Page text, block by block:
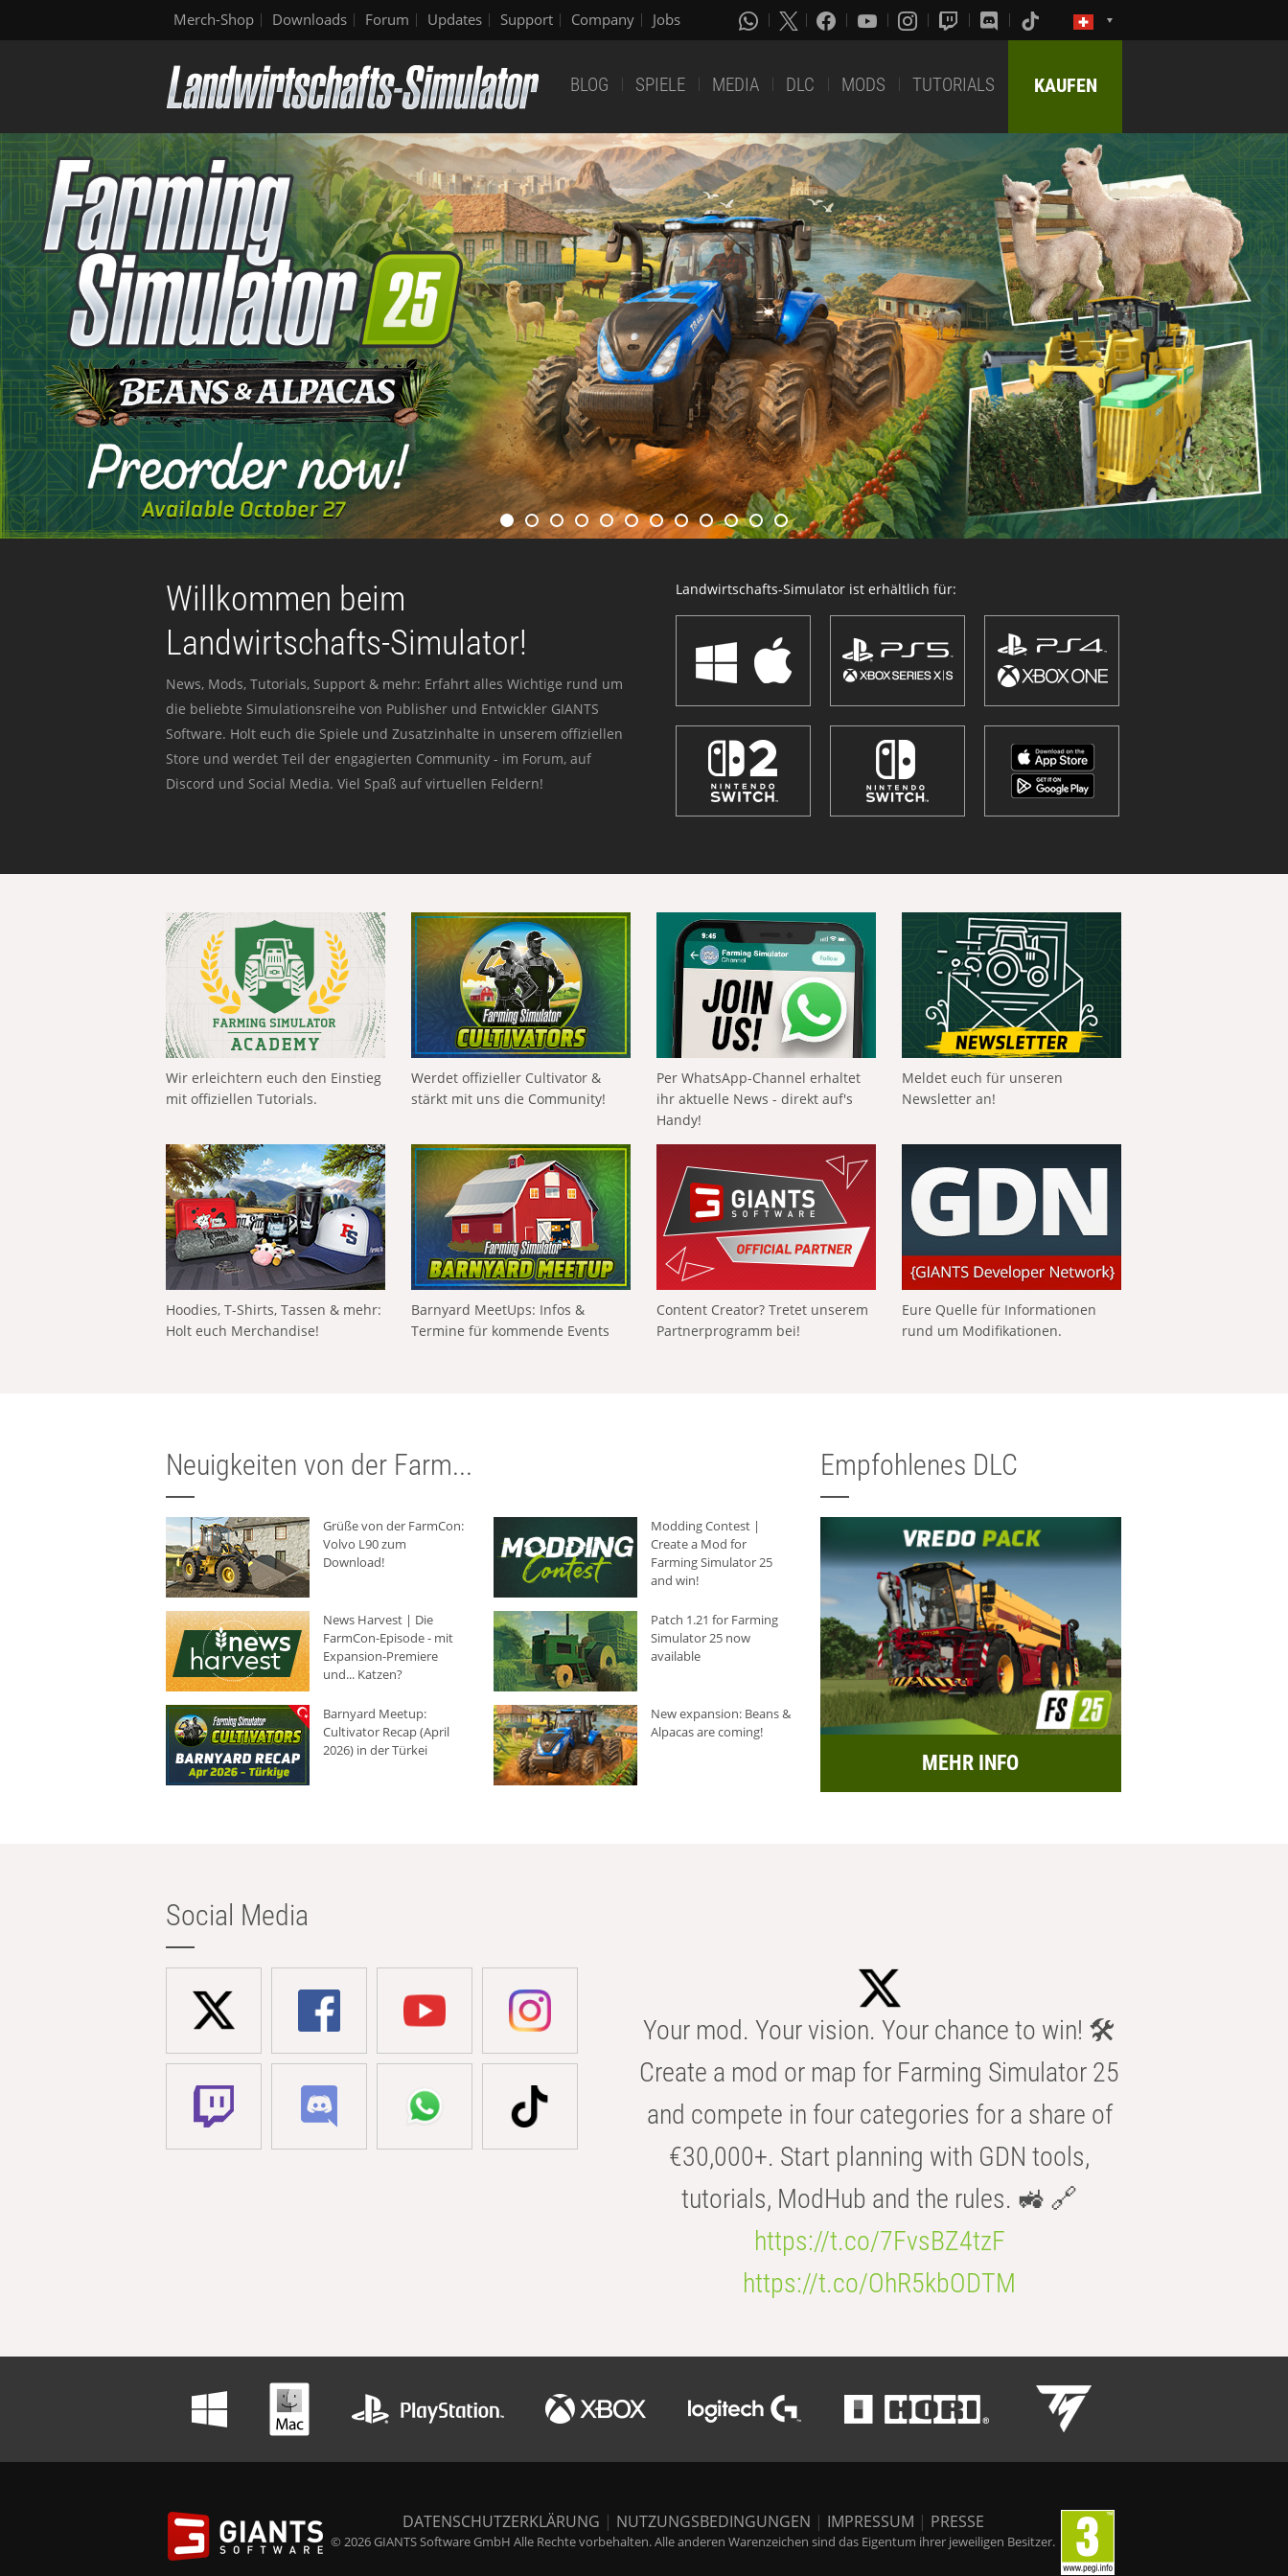
Merch-Shop Downloads Forum Updates Support Company Jobs
BLOG SPIELE MEDIA DLC MODS TUTORIALS KAUFEN
Willkommen beim
Landwirtschafts-Simulator!
News, Mods, Tutorials, Support & mehr: Erfahrt alles Wichtige rund um
die beliebte Simulationsreihe von Publisher und Entwickler GIANTS
Software. Holt euch die Spiele und Zusatzinhalte in unserem offiziellen
Store und werdet Teil der engagierten Community - im Forum, auf
Discord und Social Media. Viel Spaß auf virtuellen Feldern!
Landwirtschafts-Simulator ist erhältlich für:
Wir erleichtern euch den Einstieg
mit offiziellen Tutorials.
Werdet offizieller Cultivator &
stärkt mit uns die Community!
Per WhatsApp-Channel erhaltet
ihr aktuelle News - direkt auf's
Handy!
Meldet euch für unseren
Newsletter an!
Hoodies, T-Shirts, Tassen & mehr:
Holt euch Merchandise!
Barnyard MeetUps: Infos &
Termine für kommende Events
Content Creator? Tretet unserem
Partnerprogramm bei!
Eure Quelle für Informationen
rund um Modifikationen.
Neuigkeiten von der Farm...
Grüße von der FarmCon:
Volvo L90 zum
Download!
Modding Contest |
Create a Mod for
Farming Simulator 25
and win!
News Harvest | Die
FarmCon-Episode - mit
Expansion-Premiere
und... Katzen?
Patch 1.21 for Farming
Simulator 25 now
available
Barnyard Meetup:
Cultivator Recap (April
2026) in der Türkei
New expansion: Beans &
Alpacas are coming!
Empfohlenes DLC
MEHR INFO
Social Media
Your mod. Your vision. Your chance to win! 🛠️
Create a mod or map for Farming Simulator 25
and compete in four categories for a share of
€30,000+. Start planning with GDN tools,
tutorials, ModHub and the rules. 🚜 🔗
https://t.co/7FvsBZ4tzF
https://t.co/OhR5kbODTM
DATENSCHUTZERKLÄRUNG | NUTZUNGSBEDINGUNGEN | IMPRESSUM | PRESSE
© 2026 GIANTS Software GmbH Alle Rechte vorbehalten. Alle anderen Warenzeichen sind das Eigentum ihrer jeweiligen Besitzer.